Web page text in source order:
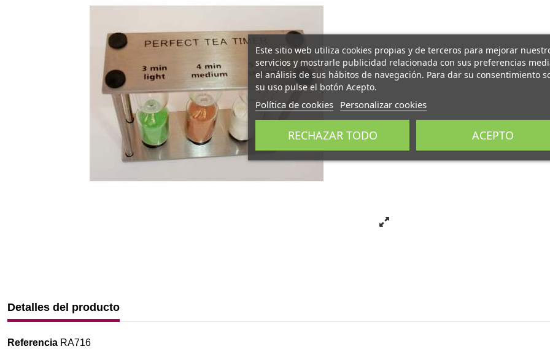
Detalles del producto
Referencia RA716
Este sitio web utiliza cookies propias y de terceros para mejorar
servicios y mostrarle publicidad relacionada con sus preferencias
el análisis de sus hábitos de navegación. Para dar su consentimiento
su uso pulse el botón Acepto.
Política de cookies Personalizar cookies
RECHAZAR TODO ACEPTO